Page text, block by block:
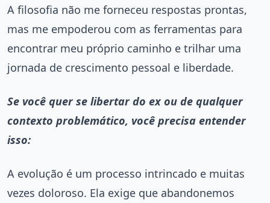
A filosofia não me forneceu respostas prontas,
mas me empoderou com as ferramentas para
encontrar meu próprio caminho e trilhar uma
jornada de crescimento pessoal e liberdade.
Se você quer se libertar do ex ou de qualquer
contexto problemático, você precisa entender
isso:
A evolução é um processo intrincado e muitas
vezes doloroso. Ela exige que abandonemos